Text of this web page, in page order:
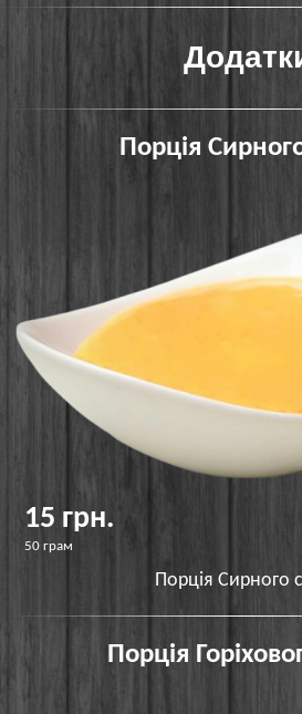
Порція
15 грн.
50 грам
Порція Сирного
Порція